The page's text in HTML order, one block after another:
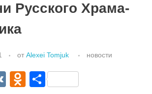
посетителей
Русского Храма-
от Alexei Tomjuk новости
V
O О